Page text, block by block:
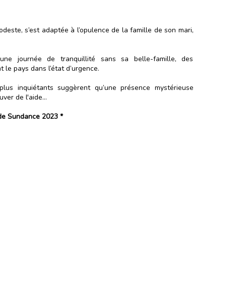
s’est adaptée à l’opulence de la famille de son mari,
journée de tranquillité sans sa belle-famille, des
pays dans l’état d’urgence.
inquiétants suggèrent qu’une présence mystérieuse
de l'aide…
Sundance 2023 *